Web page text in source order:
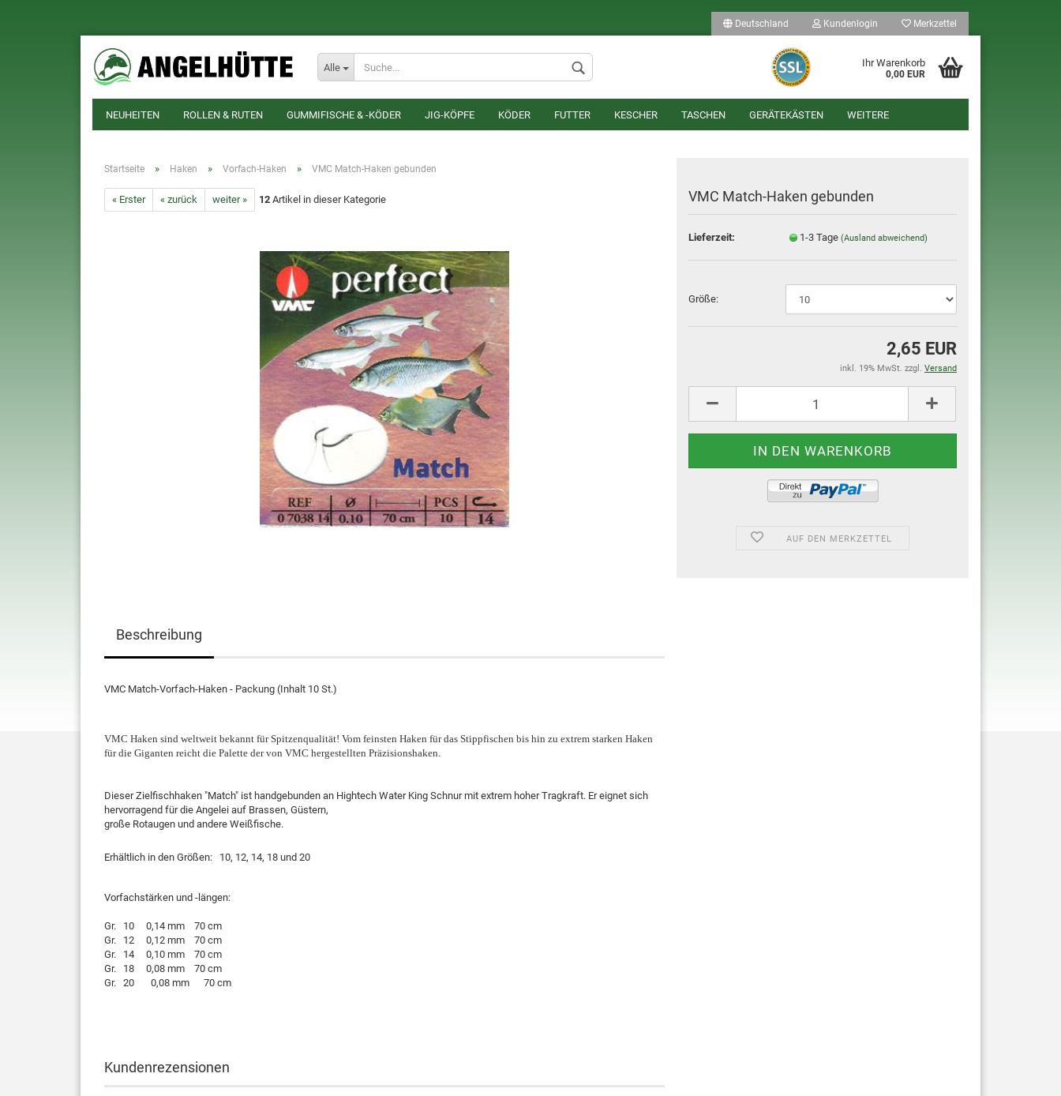
Deutschland
Lieferland
Kundenlogin
Konto erstellen
Passwort vergessen?
Merkzettel
Alle Ihr Warenkorb
0,00 EUR
NEUHEITEN ROLLEN & RUTEN GUMMIFISCHE & -KÖDER JIG-KÖPFE KÖDER FUTTER KESCHER TASCHEN GERÄTEKÄSTEN WEITERE
Startseite » Haken » Vorfach-Haken » VMC Match-Haken gebunden
« Erster « zurück weiter » 12 Artikel in dieser Kategorie VMC Match-Haken gebunden
Lieferzeit: 1-3 Tage(Ausland abweichend)
Größe:
2,65 EUR
inkl. 19% MwSt. zzgl. Versand
AUF DEN MERKZETTEL
Beschreibung
VMC Match-Vorfach-Haken - Packung (Inhalt 10 St.)
VMC Haken sind weltweit bekannt für Spitzenqualität! Vom feinsten Haken für das Stippfischen bis hin zu extrem starken Haken
für die Giganten reicht die Palette der von VMC hergestellten Präzisionshaken.
Dieser Zielfischhaken "Match" ist handgebunden an Hightech Water King Schnur mit extrem hoher Tragkraft. Er eignet sich
hervorragend für die Angelei auf Brassen, Güstern,
große Rotaugen und andere Weißfische.
Erhältlich in den Größen: 10, 12, 14, 18 und 20
Vorfachstärken und -längen:
Gr. 10 0,14 mm 70 cm
Gr. 12 0,12 mm 70 cm
Gr. 14 0,10 mm 70 cm
Gr. 18 0,08 mm 70 cm
Gr. 20 0,08 mm 70 cm
Kundenrezensionen